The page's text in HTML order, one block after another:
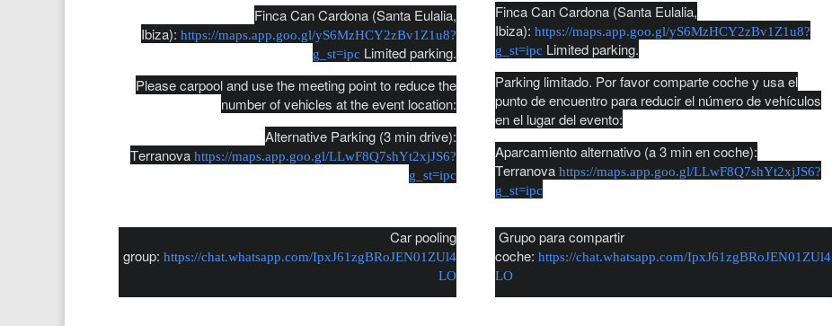
Finca Can Cardona (Santa Eulalia,
Ibiza): https://maps.app.goo.gl/yS6MzHCY2zBv1Z1u8?
g_st=ipc Limited parking.
Please carpool and use the meeting point to reduce the
number of vehicles at the event location:
Alternative Parking (3 min drive):
Terranova https://maps.app.goo.gl/LLwF8Q7shYt2xjJS6?
g_st=ipc
Car pooling
group: https://chat.whatsapp.com/IpxJ61zgBRoJEN01ZUl4
LO
Finca Can Cardona (Santa Eulalia,
Ibiza):https://maps.app.goo.gl/yS6MzHCY2zBv1Z1u8?
g_st=ipc Limited parking.
Parking limitado. Por favor comparte coche y usa el
punto de encuentro para reducir el número de vehículos
en el lugar del evento:
Aparcamiento alternativo (a 3 min en coche):
Terranovahttps://maps.app.goo.gl/LLwF8Q7shYt2xjJS6?
g_st=ipc
Grupo para compartir
coche:https://chat.whatsapp.com/IpxJ61zgBRoJEN01ZUl4
LO